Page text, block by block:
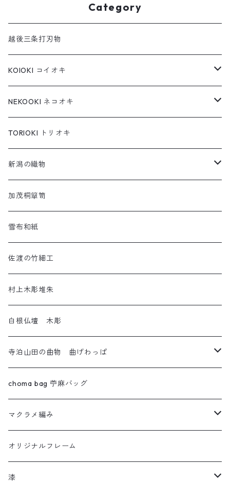
Category
越後三条打刃物
KOIOKI コイオキ
コイオキ in 特製桐箱
コイオキ in 小千谷縮
NEKOOKI ネコオキ
もちねこ
ちゃめねこ
ねんねこ
アートネコ
TORIOKI トリオキ
新潟の織物
羽越しな布
塩沢織物・越後上布
小千谷織物
十日町織物
加茂桐簞笥
雪布和紙
佐渡の竹細工
村上木彫堆朱
白根仏壇 木彫
寺泊山田の曲物 曲げわっぱ
わっぱセイロ
ウルトラセブン
曲輪の弁当箱
曲輪スツール
choma bag 苧麻バッグ
マクラメ編み
フクロウ
カメレオン
オリジナルフレーム
漆